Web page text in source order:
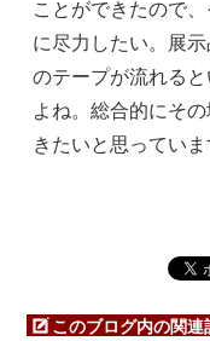
ことができたので
に尽力したい。展
のテープが流れる
よね。総合的にそ
きたいと思っていま
このブログ内の関連